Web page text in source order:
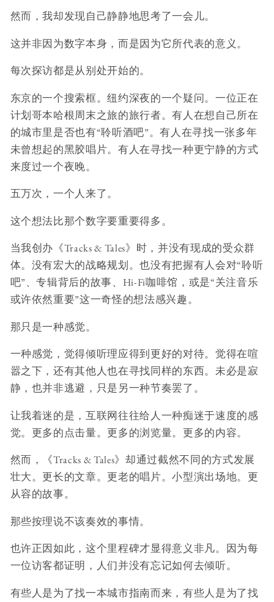
然而，我却发现自己静静地思考了一会儿。
这并非因为数字本身，而是因为它所代表的意义。
每次探访都是从别处开始的。
东京的一个搜索框。纽约深夜的一个疑问。一位正在
计划哥本哈根周末之旅的旅行者。有人在想自己所在
的城市里是否也有“聆听酒吧”。有人在寻找一张多年
未曾想起的黑胶唱片。有人在寻找一种更宁静的方式
来度过一个夜晚。
五万次，一个人来了。
这个想法比那个数字要重要得多。
当我创办《Tracks & Tales》时，并没有现成的受众群
体。没有宏大的战略规划。也没有把握有人会对“聆听
吧”、专辑背后的故事、Hi-Fi咖啡馆，或是“关注音乐
或许依然重要”这一奇怪的想法感兴趣。
那只是一种感觉。
一种感觉，觉得倾听理应得到更好的对待。觉得在喧
嚣之下，还有其他人也在寻找同样的东西。未必是寂
静，也并非逃避，只是另一种节奏罢了。
让我着迷的是，互联网往往给人一种痴迷于速度的感
觉。更多的点击量。更多的浏览量。更多的内容。
然而，《Tracks & Tales》却通过截然不同的方式发展
壮大。更长的文章。更老的唱片。小型演出场地。更
从容的故事。
那些按理说不该奏效的事情。
也许正因如此，这个里程碑才显得意义非凡。因为每
一位访客都证明，人们并没有忘记如何去倾听。
有些人是为了找一本城市指南而来，有些人是为了找